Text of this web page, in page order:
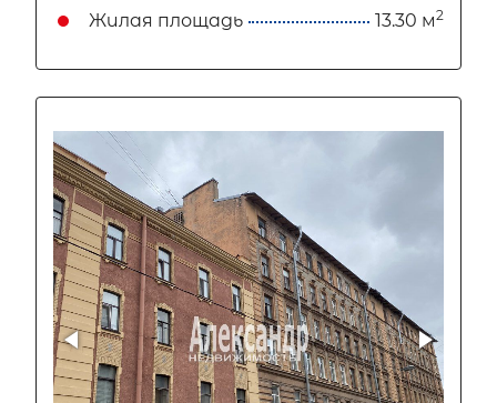
Жилая площадь 13.30 м2